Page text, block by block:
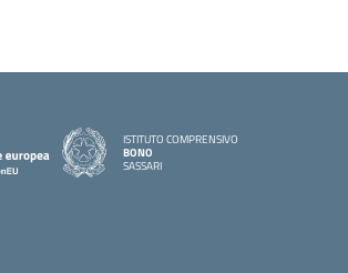
ISTITUTO COMPRENSIVO
BONO
SASSARI